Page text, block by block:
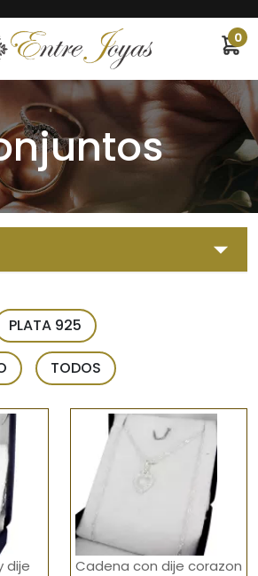
0
PLATA 925
TODOS
dije
Cadena con dije corazon